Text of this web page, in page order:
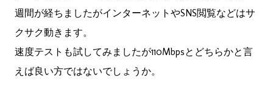
週間が経ちましたがインターネットやSNS閲覧などはサ
クサク動きます。
速度テストも試してみましたが110Mbpsとどちらかと言
えば良い方ではないでしょうか。